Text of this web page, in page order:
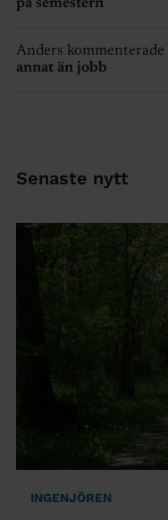
på semestern
Anders kommenterade
annat än jobb
Senaste nytt
INGENJÖREN